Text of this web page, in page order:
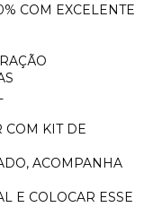
COM EXCELENTE
COM KIT DE
ACOMPANHA
E COLOCAR ESSE